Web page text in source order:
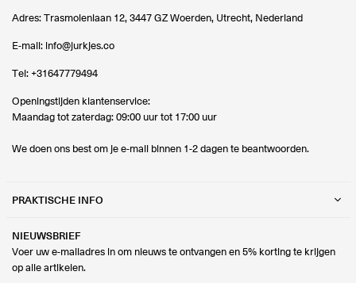
Adres: Trasmolenlaan 12, 3447 GZ Woerden, Utrecht, Nederland
E-mail: info@jurkjes.co
Tel: +31647779494
Openingstijden klantenservice:
Maandag tot zaterdag: 09:00 uur tot 17:00 uur
We doen ons best om je e-mail binnen 1-2 dagen te beantwoorden.
PRAKTISCHE INFO
NIEUWSBRIEF
Voer uw e-mailadres in om nieuws te ontvangen en 5% korting te krijgen
op alle artikelen.